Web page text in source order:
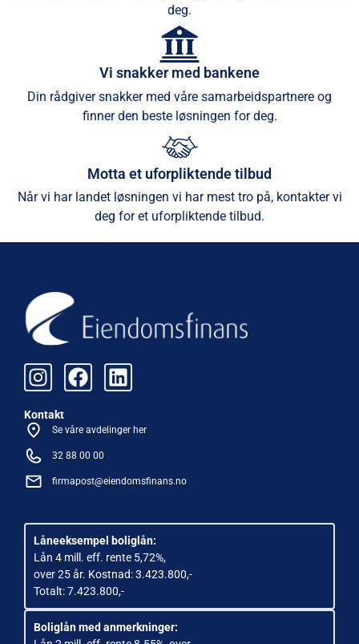
deg.
Vi snakker med bankene
Din rådgiver snakker med våre samarbeidspartnere og
finner den beste løsningen for deg.
Motta et uforpliktende tilbud
Når vi har landet løsningen vi har mest tro på, kontakter vi
deg for et uforpliktende tilbud.
Kontakt
Se våre avdelinger her
32 88 00 00
firmapost@eiendomsfinans.no
Låneeksempel boliglån:
Lån 4 mill. eff. rente 5,72%,
over 25 år. Kostnad: 3.423.800,-
Totalt: 7.423.800,-
Boliglån med anmerkninger: